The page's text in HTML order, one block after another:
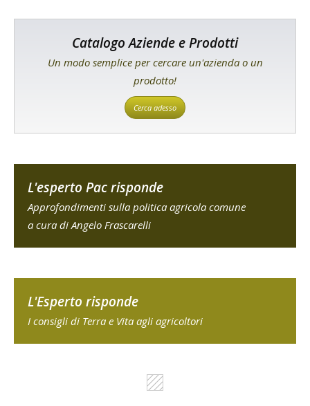
Catalogo Aziende e Prodotti
Un modo semplice per cercare un'azienda o un
prodotto!
Cerca adesso
L'esperto Pac risponde
Approfondimenti sulla politica agricola comune
a cura di Angelo Frascarelli
L'Esperto risponde
I consigli di Terra e Vita agli agricoltori